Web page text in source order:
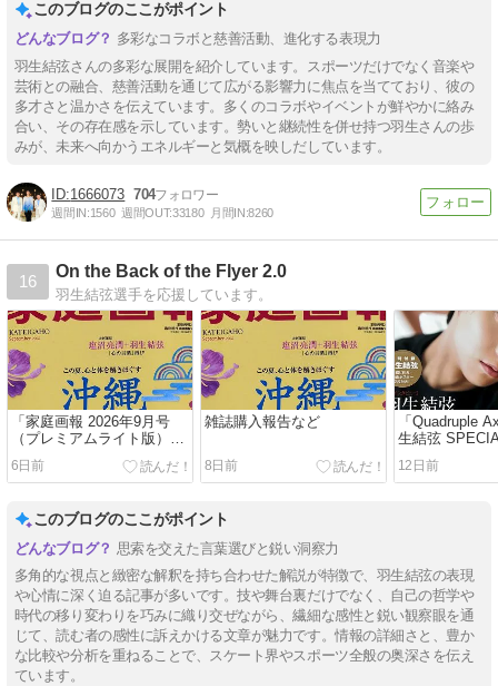
屋50周年展に羽生さんのフ
ラスタ、ほか
コラム、ほか
このブログのここがポイント
多彩なコラボと慈善活動、進化する表現力
羽生結弦さんの多彩な展開を紹介しています。スポーツだけでなく音楽や
芸術との融合、慈善活動を通じて広がる影響力に焦点を当てており、彼の
多才さと温かさを伝えています。多くのコラボやイベントが鮮やかに絡み
合い、その存在感を示しています。勢いと継続性を併せ持つ羽生さんの歩
みが、未来へ向かうエネルギーと気概を映しだしています。
1666073 704
週間IN:1560 週間OUT:33180 月間IN:8260
16
On the Back of the Flyer 2.0
羽生結弦選手を応援しています。
「家庭画報 2026年9月号
（プレミアムライト版）」
感想
6日前
雑誌購入報告など
8日前
「Quadruple
生結弦
（3）
12日前
このブログのここがポイント
思索を交えた言葉選びと鋭い洞察力
多角的な視点と緻密な解釈を持ち合わせた解説が特徴で、羽生結弦の表現
や心情に深く迫る記事が多いです。技や舞台裏だけでなく、自己の哲学や
時代の移り変わりを巧みに織り交ぜながら、繊細な感性と鋭い観察眼を通
じて、読む者の感性に訴えかける文章が魅力です。情報の詳細さと、豊か
な比較や分析を重ねることで、スケート界やスポーツ全般の奥深さを伝え
ています。